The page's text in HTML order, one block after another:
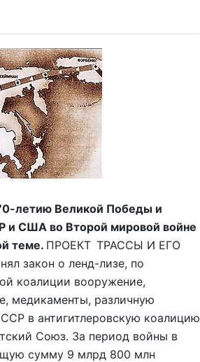
летию Великой Победы и
и США во Второй мировой войне
теме. ПРОЕКТ ТРАССЫ И ЕГО
закон о ленд-лизе, по
коалиции вооружение,
медикаменты, различную
в антигитлеровскую коалицию
Союз. За период войны в
сумму 9 млрд 800 млн